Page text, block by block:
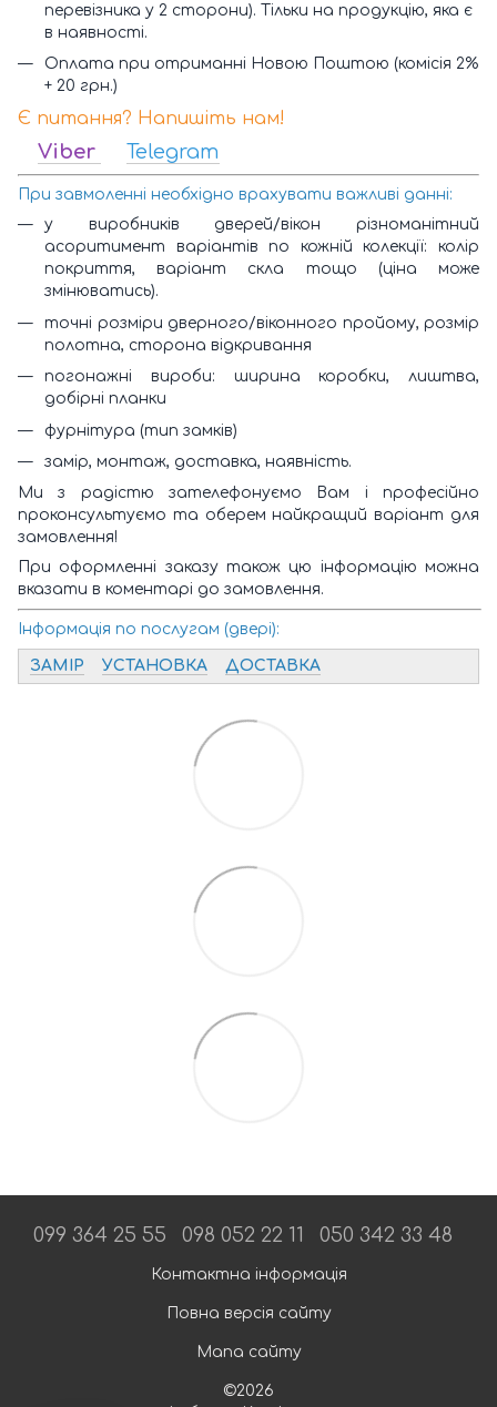
перевізника у 2 сторони). Тільки на продукцію, яка є
в наявності.
Оплата при отриманні Новою Поштою (комісія 2%
+ 20 грн.)
Є питання? Напишіть нам!
Viber Telegram
При завмоленні необхідно врахувати важливі данні:
у виробників дверей/вікон різноманітний
асоритимент варіантів по кожній колекції: колір
покриття, варіант скла тощо (ціна може
змінюватись).
точні розміри дверного/віконного пройому, розмір
полотна, сторона відкривання
погонажні вироби: ширина коробки, лиштва,
добірні планки
фурнітура (тип замків)
замір, монтаж, доставка, наявність.
Ми з радістю зателефонуємо Вам і професійно
проконсультуємо та оберем найкращий варіант для
замовлення!
При оформленні заказу також цю інформацію можна
вказати в коментарі до замовлення.
Інформація по послугам (двері):
ЗАМІР УСТАНОВКА ДОСТАВКА
099 364 25 55 098 052 22 11 050 342 33 48
Контактна інформація
Повна версія сайту
Мапа сайту
©2026